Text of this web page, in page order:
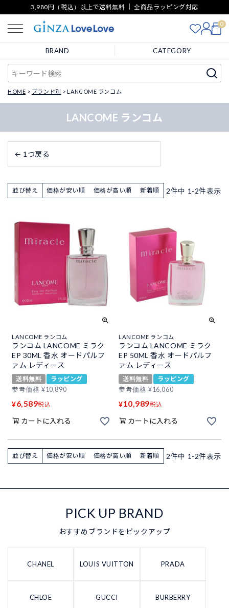
3,980円（税込）以上で送料無料 ｜ 全商品ラッピング対応
0
BRAND CATEGORY
HOME ブランド別 LANCOME ランコム
LANCOME ランコム
← 1つ戻る
並び替え 価格が安い順 価格が高い順 新着順 2件中 1 -2件表示
LANCOME ランコム
ランコム LANCOME ミラク
EP 30ML 香水 オードパルフ
ァム レディース
送料無料
ラッピング
参考価格 ¥10,890
¥6,589税込
カートに入れる
LANCOME ランコム
ランコム LANCOME ミラク
EP 50ML 香水 オードパルフ
ァム レディース
送料無料
ラッピング
参考価格 ¥16,060
¥10,989税込
カートに入れる
並び替え 価格が安い順 価格が高い順 新着順 2件中 1 -2件表示
PICK UP BRAND
おすすめブランドをピックアップ
CHANEL LOUIS VUITTON PRADA
CHLOE GUCCI BURBERRY